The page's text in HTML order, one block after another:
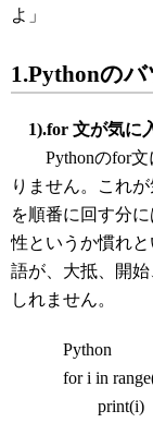
よ」
1.Pythonのバ
1).for 文が気に
Pythonのfor文
りません。これ
を順番に回す分
性というか慣れ
語が、大抵、開
しれません。
Python
for i in
print(i)